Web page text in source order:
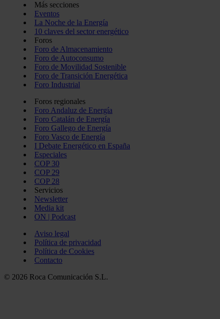
Más secciones
Eventos
La Noche de la Energía
10 claves del sector energético
Foros
Foro de Almacenamiento
Foro de Autoconsumo
Foro de Movilidad Sostenible
Foro de Transición Energética
Foro Industrial
Foros regionales
Foro Andaluz de Energía
Foro Catalán de Energía
Foro Gallego de Energía
Foro Vasco de Energía
I Debate Energético en España
Especiales
COP 30
COP 29
COP 28
Servicios
Newsletter
Media kit
ON | Podcast
Aviso legal
Política de privacidad
Política de Cookies
Contacto
© 2026 Roca Comunicación S.L.